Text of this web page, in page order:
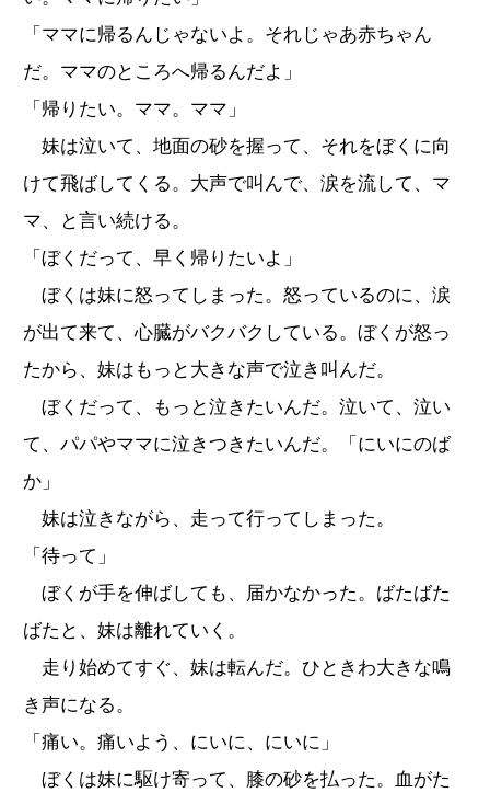
「ママに帰るんじゃないよ。それじゃあ赤ちゃん
だ。ママのところへ帰るんだよ」
「帰りたい。ママ。ママ」
妹は泣いて、地面の砂を握って、それをぼくに向
けて飛ばしてくる。大声で叫んで、涙を流して、マ
マ、と言い続ける。
「ぼくだって、早く帰りたいよ」
ぼくは妹に怒ってしまった。怒っているのに、涙
が出て来て、心臓がバクバクしている。ぼくが怒っ
たから、妹はもっと大きな声で泣き叫んだ。
ぼくだって、もっと泣きたいんだ。泣いて、泣い
て、パパやママに泣きつきたいんだ。「にいにのば
か」
妹は泣きながら、走って行ってしまった。
「待って」
ぼくが手を伸ばしても、届かなかった。ばたばた
ばたと、妹は離れていく。
走り始めてすぐ、妹は転んだ。ひときわ大きな鳴
き声になる。
「痛い。痛いよう、にいに、にいに」
ぼくは妹に駆け寄って、膝の砂を払った。血がた